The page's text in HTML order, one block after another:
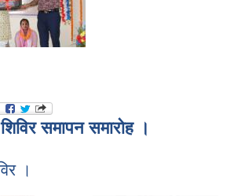
समापन समारोह ।
।